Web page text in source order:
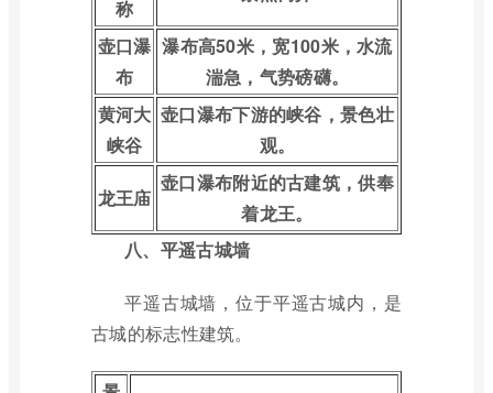
称
壶口瀑
布
瀑布高50米，宽100米，水流
湍急，气势磅礴。
黄河大
峡谷
壶口瀑布下游的峡谷，景色壮
观。
龙王庙
壶口瀑布附近的古建筑，供奉
着龙王。
八、平遥古城墙
平遥古城墙，位于平遥古城内，是
古城的标志性建筑。